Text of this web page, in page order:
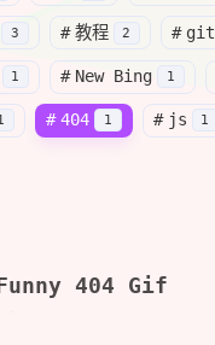
3 # 教程 2 # git
1 # New Bing 1
# 404 1 # js 1
404 Gif
金石学家罗振玉出生